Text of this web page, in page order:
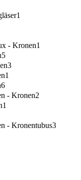
1
- Kronen1
5
3
1
6
- Kronen2
1
- Kronentubus3